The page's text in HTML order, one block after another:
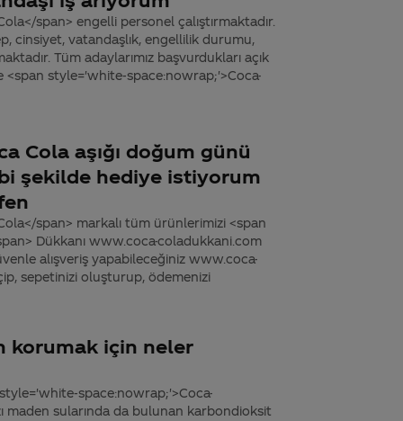
span> engelli personel çalıştırmaktadır.
cinsiyet, vatandaşlık, engellilik durumu,
Tüm adaylarımız başvurdukları açık
style='white-space:nowrap;'>Coca-
Cola aşığı doğum günü
şekilde hediye istiyorum
span> markalı tüm ürünlerimizi <span
Dükkanı www.coca-coladukkani.com
alışveriş yapabileceğiniz www.coca-
sepetinizi oluşturup, ödemenizi
korumak için neler
space:nowrap;'>Coca-
maden sularında da bulunan karbondioksit